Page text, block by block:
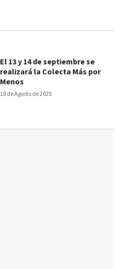
18 de Agosto de 2025
El 13 y 14 de septiembre se
realizará la Colecta Más por
Menos